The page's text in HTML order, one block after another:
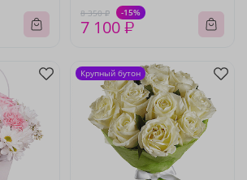
8 350 ₽ -15%
7 100 ₽
Крупный бутон